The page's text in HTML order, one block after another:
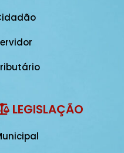
LEGISLAÇÃO